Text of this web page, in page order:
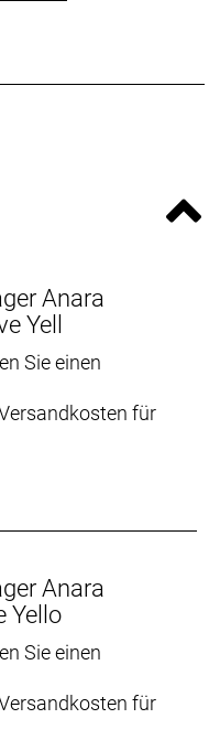
Anara
Yell
Sie einen
für
Anara
Yello
Sie einen
für